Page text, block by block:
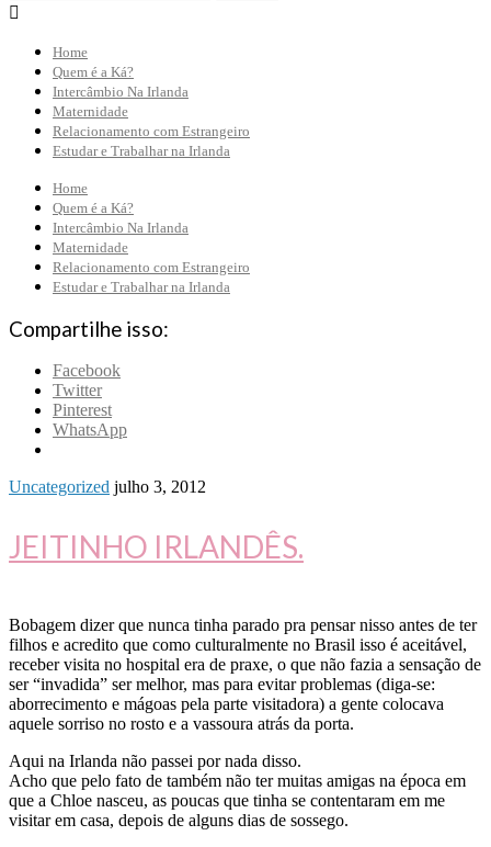

Home
Quem é a Ká?
Intercâmbio Na Irlanda
Maternidade
Relacionamento com Estrangeiro
Estudar e Trabalhar na Irlanda
Home
Quem é a Ká?
Intercâmbio Na Irlanda
Maternidade
Relacionamento com Estrangeiro
Estudar e Trabalhar na Irlanda
Compartilhe isso:
Facebook
Twitter
Pinterest
WhatsApp
Uncategorized julho 3, 2012
JEITINHO IRLANDÊS.
Bobagem dizer que nunca tinha parado pra pensar nisso antes de ter
filhos e acredito que como culturalmente no Brasil isso é aceitável,
receber visita no hospital era de praxe, o que não fazia a sensação de
ser “invadida” ser melhor, mas para evitar problemas (diga-se:
aborrecimento e mágoas pela parte visitadora) a gente colocava
aquele sorriso no rosto e a vassoura atrás da porta.
Aqui na Irlanda não passei por nada disso.
Acho que pelo fato de também não ter muitas amigas na época em
que a Chloe nasceu, as poucas que tinha se contentaram em me
visitar em casa, depois de alguns dias de sossego.